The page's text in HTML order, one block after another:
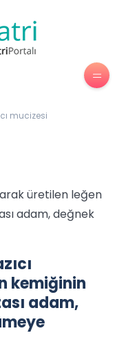
mucizesi
üretilen leğen
adam, değnek
kemiğinin
adam,